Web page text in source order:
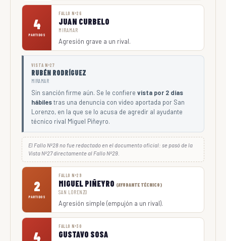
4
PARTIDOS
FALLO Nº26
JUAN CURBELO
MIRAMAR
Agresión grave a un rival.
VISTA Nº27
RUBÉN RODRÍGUEZ
MIRAMAR
Sin sanción firme aún. Se le confiere vista por 2 días
hábilestras una denuncia con video aportada por San
Lorenzo, en la que se lo acusa de agredir al ayudante
técnico rival Miguel Piñeyro.
El Fallo Nº28 no fue redactado en el documento oficial: se pasó de la
Vista Nº27 directamente al Fallo Nº29.
2
PARTIDOS
FALLO Nº29
MIGUEL PIÑEYRO (AYUDANTE TÉCNICO)
SAN LORENZO
Agresión simple (empujón a un rival).
4
FALLO Nº30
GUSTAVO SOSA